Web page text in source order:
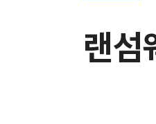
랜